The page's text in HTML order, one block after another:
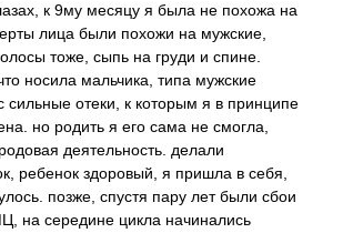
к 9му месяцу я была не похожа на
лица были похожи на мужские,
тоже, сыпь на груди и спине.
носила мальчика, типа мужские
отеки, к которым я в принципе
но родить я его сама не смогла,
деятельность. делали
ребенок здоровый, я пришла в себя,
позже, спустя пару лет были сбои
на середине цикла начинались